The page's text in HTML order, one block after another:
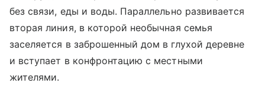
без связи, еды и воды. Параллельно развивается
вторая линия, в которой необычная семья
заселяется в заброшенный дом в глухой деревне
и вступает в конфронтацию с местными
жителями.